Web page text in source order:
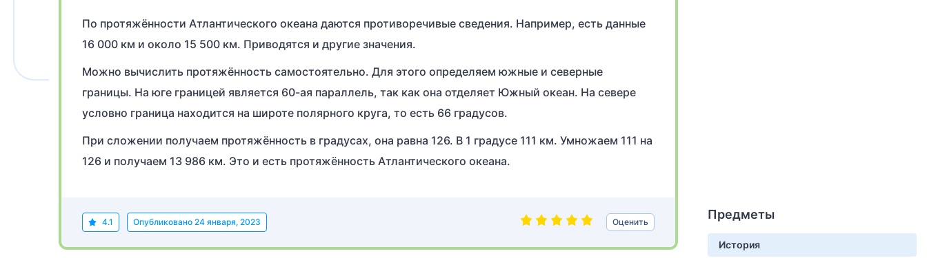
По протяжённости Атлантического океана даются противоречивые сведения. Например, есть данные
16 000 км и около 15 500 км. Приводятся и другие значения.
Можно вычислить протяжённость самостоятельно. Для этого определяем южные и северные
границы. На юге границей является 60-ая параллель, так как она отделяет Южный океан. На севере
условно граница находится на широте полярного круга, то есть 66 градусов.
При сложении получаем протяжённость в градусах, она равна 126. В 1 градусе 111 км. Умножаем 111 на
126 и получаем 13 986 км. Это и есть протяжённость Атлантического океана.
4.1 Опубликовано 24 января, 2023 Оценить
Предметы
История